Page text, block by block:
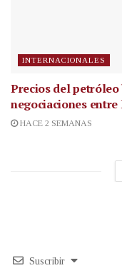
INTERNACIONALES
Precios del petróleo
negociaciones entre
HACE 2 SEMANAS
Suscribir